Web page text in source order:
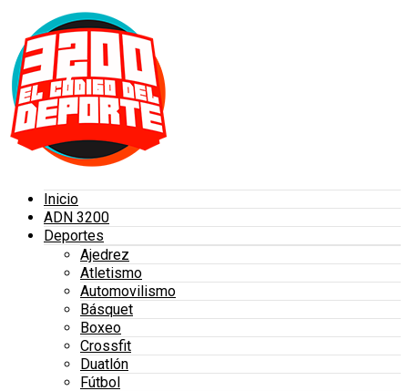
Inicio
ADN 3200
Deportes
Ajedrez
Atletismo
Automovilismo
Básquet
Boxeo
Crossfit
Duatlón
Fútbol